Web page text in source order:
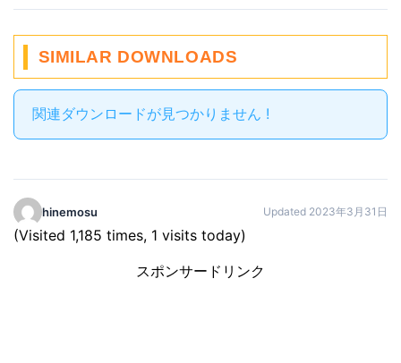
SIMILAR DOWNLOADS
関連ダウンロードが見つかりません !
hinemosu Updated 2023年3月31日
(Visited 1,185 times, 1 visits today)
スポンサードリンク